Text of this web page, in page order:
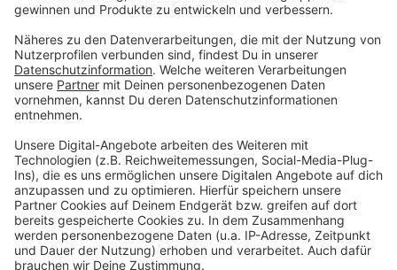
"Welt" sagte. Auch Grünen-Fraktionsvize Konstantin
von Notz sieht Handlungsbedarf. Innen-
Staatssekretär Stephan Mayer (CSU) hingegen sagte:
"Ich sehe keine unmittelbare Notwendigkeit, aufgrund
dieses einen zugegebenermaßen unerträglichen und
beschämenden Vorfalls, die Bannmeile um den
Reichstag zu erweitern oder die Regelungen zu
verschärfen."
Anzeige
Nach Polizeiangaben hatten am Samstagabend etwa